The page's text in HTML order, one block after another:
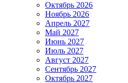
Октябрь 2026
Ноябрь 2026
Апрель 2027
Май 2027
Июнь 2027
Июль 2027
Август 2027
Сентябрь 2027
Октябрь 2027